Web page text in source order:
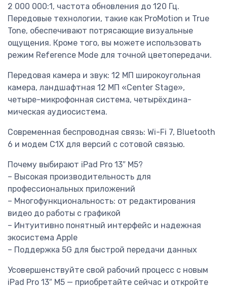
2 000 000:1, частота обновления до 120 Гц.
Передовые технологии, такие как ProMotion и True
Tone, обеспечивают потрясающие визуальные
ощущения. Кроме того, вы можете использовать
режим Reference Mode для точной цветопередачи.
Передовая камера и звук: 12 МП широкоугольная
камера, ландшафтная 12 МП «Center Stage»,
четыре-микрофонная система, четырёх­дина­
мическая аудиосистема.
Современная беспроводная связь: Wi-Fi 7, Bluetooth
6 и модем C1X для версий с сотовой связью.
Почему выбирают iPad Pro 13″ M5?
– Высокая производительность для
профессиональных приложений
– Многофункциональность: от редактирования
видео до работы с графикой
– Интуитивно понятный интерфейс и надежная
экосистема Apple
– Поддержка 5G для быстрой передачи данных
Усовершенствуйте свой рабочий процесс с новым
iPad Pro 13″ M5 — приобретайте сейчас и откройте